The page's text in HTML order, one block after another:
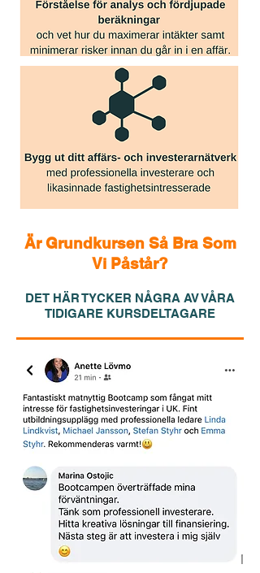
Är Grundkursen Så Bra Som
Vi Påstår?
DET HÄR TYCKER NÅGRA AV VÅRA
TIDIGARE KURSDELTAGARE